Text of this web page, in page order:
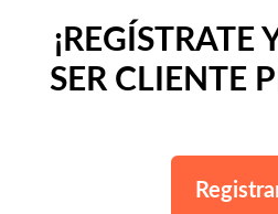
¡REGÍSTRATE
SER CLIENTE